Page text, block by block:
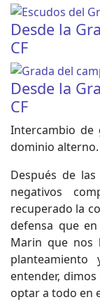
Desde la
CF
Desde la
CF
Intercambio de
dominio alterno.
Después de
negativos
recuperado la
defensa que
Marin que nos
entender,
optar a todo en